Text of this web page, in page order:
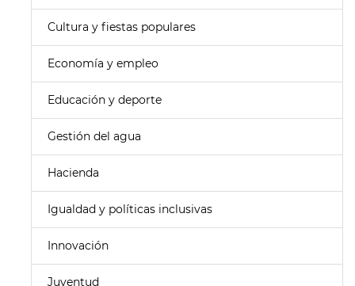
Cultura y fiestas populares
Economía y empleo
Educación y deporte
Gestión del agua
Hacienda
Igualdad y políticas inclusivas
Innovación
Juventud